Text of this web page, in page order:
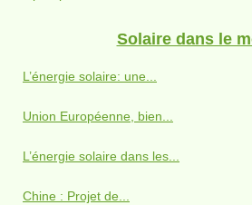
Solaire dans le
L’énergie solaire: une...
Union Européenne, bien...
L’énergie solaire dans les...
Chine : Projet de...